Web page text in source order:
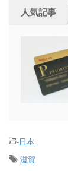
人気記事
-日本
-滋賀